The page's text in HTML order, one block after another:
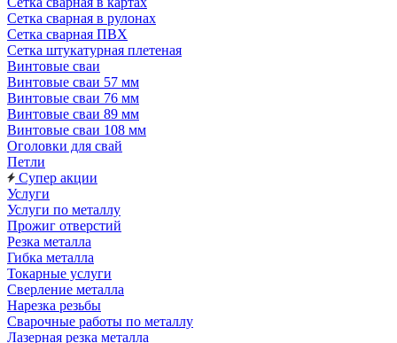
Сетка сварная в рулонах
Сетка сварная ПВХ
Сетка штукатурная плетеная
Винтовые сваи
Винтовые сваи 57 мм
Винтовые сваи 76 мм
Винтовые сваи 89 мм
Винтовые сваи 108 мм
Оголовки для свай
Петли
Супер акции
Услуги
Услуги по металлу
Прожиг отверстий
Резка металла
Гибка металла
Токарные услуги
Сверление металла
Нарезка резьбы
Сварочные работы по металлу
Лазерная резка металла